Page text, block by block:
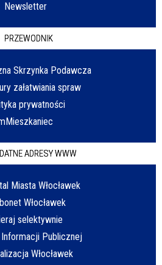
Newsletter
PRZEWODNIK
Skrzynka Podawcza
załatwiania spraw
prywatności
ADRESY WWW
Miasta Włocławek
Włocławek
selektywnie
Informacji Publicznej
Włocławek